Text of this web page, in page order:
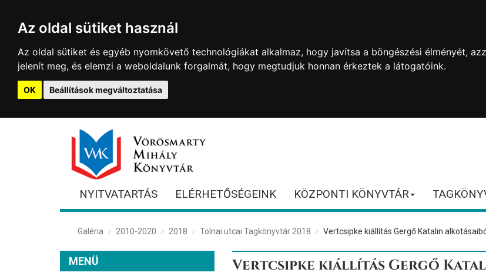
Az oldal sütiket használ
Az oldal sütiket és egyéb nyomkövető technológiákat alkalmaz, hogy javítsa a böngészési élményét,
jelenít meg, és elemzi a weboldalunk forgalmát, hogy megtudjuk honnan érkeztek a látogatóink.
OK Beállítások megváltoztatása
NYITVATARTÁS ELÉRHETŐSÉGEINK KÖZPONTI KÖNYVTÁR
Galéria 2010-2020 2018 Tolnai utcai Tagkönyvtár 2018 Vertcsipke kiállítás Gergő Katalin
Vertcsipke kiállítás Gergő
MENÜ